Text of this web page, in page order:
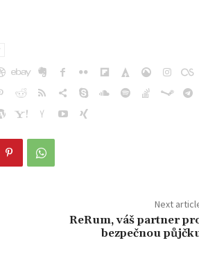
Next
ReRum, váš partner
bezpečnou